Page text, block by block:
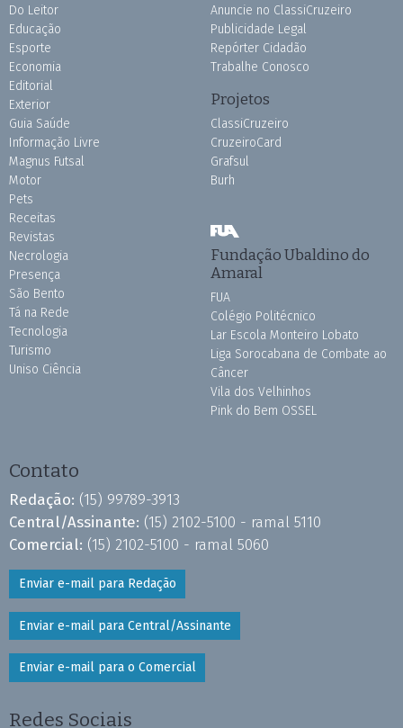
Do Leitor
Educação
Esporte
Economia
Editorial
Exterior
Guia Saúde
Informação Livre
Magnus Futsal
Motor
Pets
Receitas
Revistas
Necrologia
Presença
São Bento
Tá na Rede
Tecnologia
Turismo
Uniso Ciência
Anuncie no ClassiCruzeiro
Publicidade Legal
Repórter Cidadão
Trabalhe Conosco
Projetos
ClassiCruzeiro
CruzeiroCard
Grafsul
Burh
Fundação Ubaldino do
Amaral
FUA
Colégio Politécnico
Lar Escola Monteiro Lobato
Liga Sorocabana de Combate ao
Câncer
Vila dos Velhinhos
Pink do Bem OSSEL
Contato
Redação: (15) 99789-3913
Central/Assinante: (15) 2102-5100 - ramal 5110
Comercial: (15) 2102-5100 - ramal 5060
Enviar e-mail para Redação
Enviar e-mail para Central/Assinante
Enviar e-mail para o Comercial
Redes Sociais